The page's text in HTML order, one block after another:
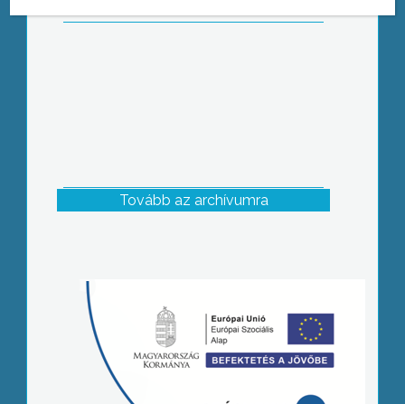
Tovább az archívumra